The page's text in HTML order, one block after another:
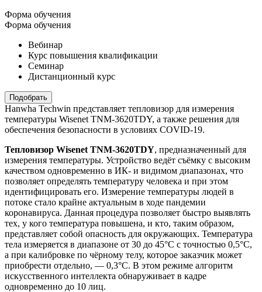
Форма обучения
Форма обучения
Вебинар
Курс повышения квалификации
Семинар
Дистанционный курс
Подобрать
Hanwha Techwin представляет тепловизор для измерения
температуры Wisenet TNM-3620TDY, а также решения для
обеспечения безопасности в условиях COVID-19.
Тепловизор Wisenet TNM-3620TDY, предназначенный для
измерения температуры. Устройство ведёт съёмку с высоким
качеством одновременно в ИК- и видимом диапазонах, что
позволяет определять температуру человека и при этом
идентифицировать его. Измерение температуры людей в
потоке стало крайне актуальным в ходе пандемии
коронавируса. Данная процедура позволяет быстро выявлять
тех, у кого температура повышена, и кто, таким образом,
представляет собой опасность для окружающих. Температура
тела измеряется в диапазоне от 30 до 45°C с точностью 0,5°C,
а при калибровке по чёрному телу, которое заказчик может
приобрести отдельно, — 0,3°C. В этом режиме алгоритм
искусственного интеллекта обнаруживает в кадре
одновременно до 10 лиц.